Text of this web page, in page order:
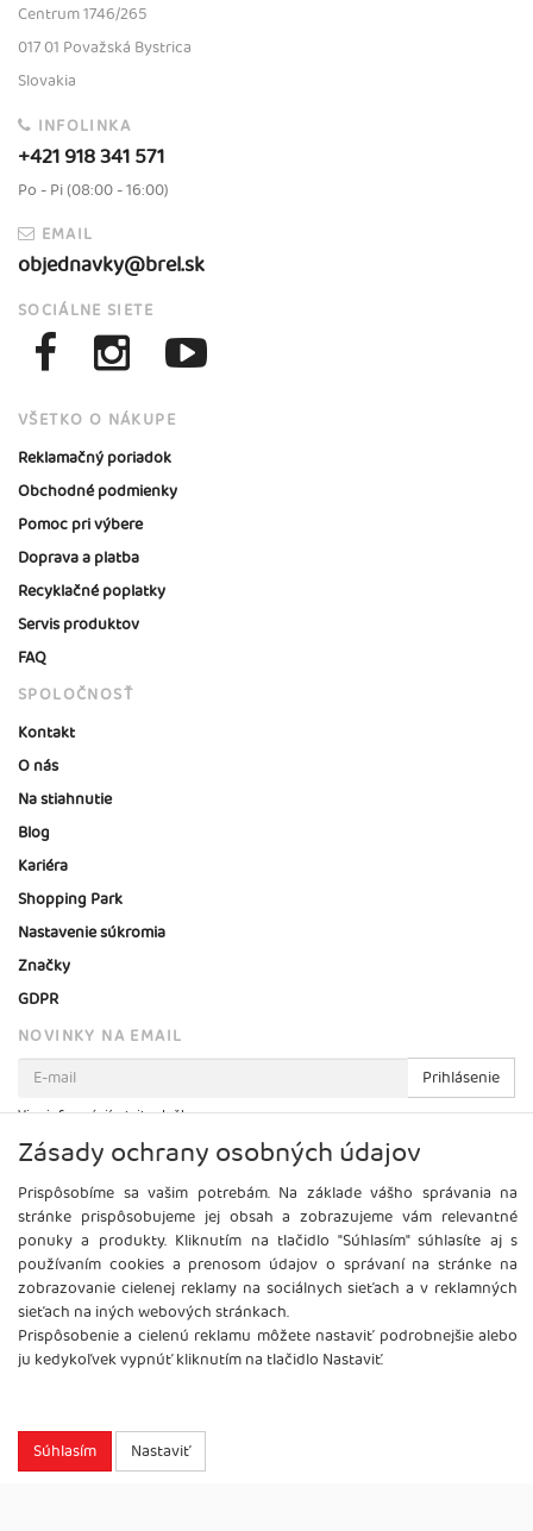
Centrum 1746/265
017 01 Považská Bystrica
Slovakia
INFOLINKA
+421 918 341 571
Po - Pi (08:00 - 16:00)
EMAIL
objednavky@brel.sk
SOCIÁLNE SIETE
VŠETKO O NÁKUPE
Reklamačný poriadok
Obchodné podmienky
Pomoc pri výbere
Doprava a platba
Recyklačné poplatky
Servis produktov
FAQ
SPOLOČNOSŤ
Kontakt
O nás
Na stiahnutie
Blog
Kariéra
Shopping Park
Nastavenie súkromia
Značky
GDPR
NOVINKY NA EMAIL
Prihlásenie
Viac informácií o tejto službe
Copyright 2026 ©Brel, s.r.o.
Zásady ochrany osobných údajov
Prispôsobíme sa vašim potrebám. Na základe vášho správania na
stránke prispôsobujeme jej obsah a zobrazujeme vám relevantné
ponuky a produkty. Kliknutím na tlačidlo "Súhlasím" súhlasíte aj s
používaním cookies a prenosom údajov o správaní na stránke na
zobrazovanie cielenej reklamy na sociálnych sieťach a v reklamných
sieťach na iných webových stránkach.
Prispôsobenie a cielenú reklamu môžete nastaviť podrobnejšie alebo
ju kedykoľvek vypnúť kliknutím na tlačidlo Nastaviť.
Súhlasím Nastaviť